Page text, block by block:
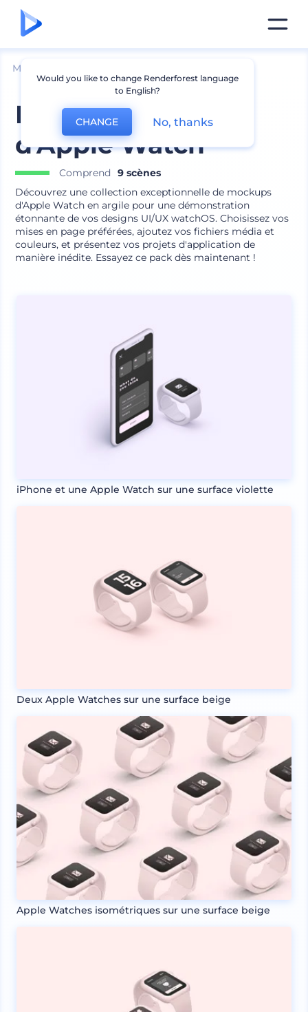
Mockups
Mockups en argile
d'Apple Watch
Comprend
9 scènes
Découvrez une collection exceptionnelle de mockups
d'Apple Watch en argile pour une démonstration
étonnante de vos designs UI/UX watchOS. Choisissez vos
mises en page préférées, ajoutez vos fichiers média et
couleurs, et présentez vos projets d'application de
manière inédite. Essayez ce pack dès maintenant !
iPhone et une Apple Watch sur une surface violette
Deux Apple Watches sur une surface beige
Apple Watches isométriques sur une surface beige
Would you like to change Renderforest language
to English?
CHANGE No, thanks